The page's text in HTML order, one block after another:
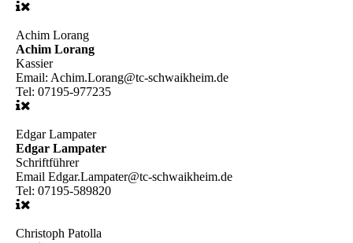
Achim Lorang
Achim Lorang
Kassier
Email: Achim.Lorang@tc-schwaikheim.de
Tel: 07195-977235
Edgar Lampater
Edgar Lampater
Schriftführer
Email Edgar.Lampater@tc-schwaikheim.de
Tel: 07195-589820
Christoph Patolla